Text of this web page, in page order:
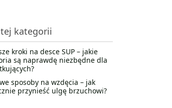
kategorii
kroki na desce SUP – jakie
są naprawdę niezbędne dla
sposoby na wzdęcia – jak
przynieść ulgę brzuchowi?